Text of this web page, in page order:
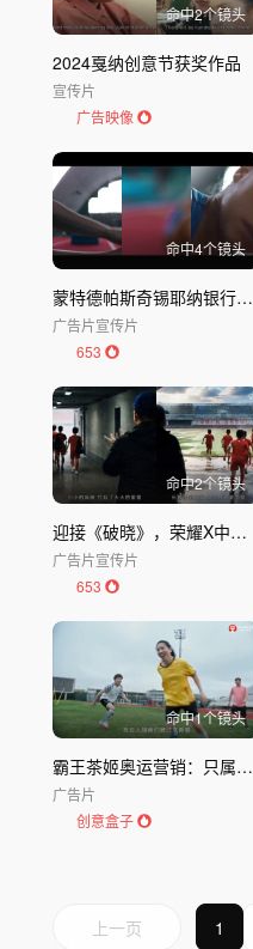
命中2个镜头
2024戛纳创意节获奖作品
宣传片
广告映像
命中4个镜头
蒙特德帕斯奇锡耶纳银行品牌形象宣传片
广告片宣传片
653
命中2个镜头
迎接《破晓》，荣耀X中国足球小将品牌精神短片
广告片宣传片
653
命中1个镜头
霸王茶姬奥运营销：只属于中国人的浪漫
广告片
创意盒子
上一页 1